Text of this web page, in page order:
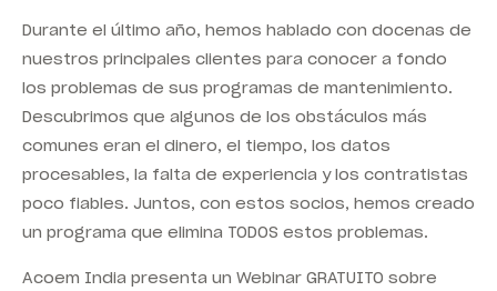
Durante el último año, hemos hablado con docenas de
nuestros principales clientes para conocer a fondo
los problemas de sus programas de mantenimiento.
Descubrimos que algunos de los obstáculos más
comunes eran el dinero, el tiempo, los datos
procesables, la falta de experiencia y los contratistas
poco fiables. Juntos, con estos socios, hemos creado
un programa que elimina TODOS estos problemas.
Acoem India presenta un Webinar GRATUITO sobre